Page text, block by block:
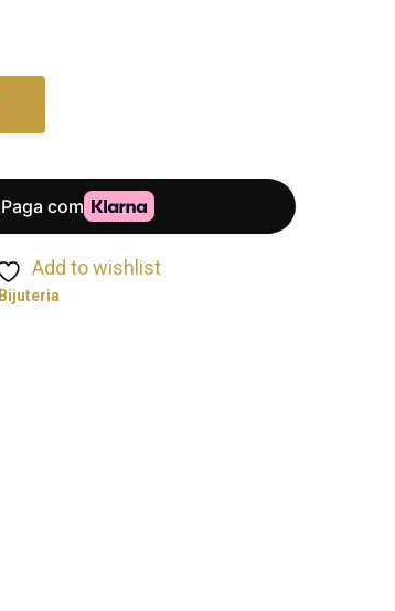
Add to wishlist
Bijuteria